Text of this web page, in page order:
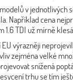
v
cena
TDI už mírně
výrazněji
zejména velké
snížená
trhu se tím